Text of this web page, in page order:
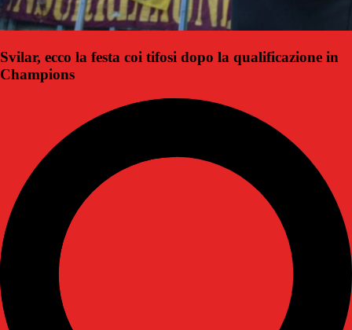
Svilar, ecco la festa coi tifosi dopo la qualificazione in
Champions